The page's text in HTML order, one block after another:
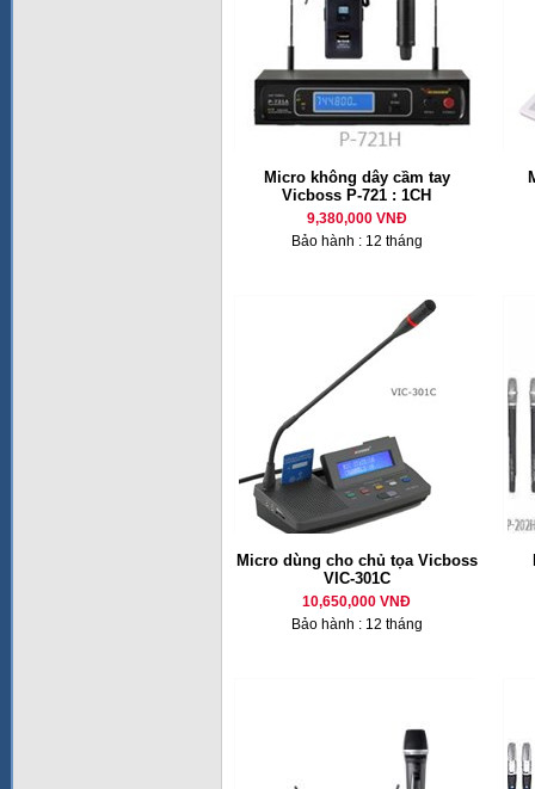
Micro không dây cầm tay
Vicboss P-721 : 1CH
9,380,000 VNĐ
Bảo hành : 12 tháng
Micro dùng cho chủ tọa Vicboss
VIC-301C
10,650,000 VNĐ
Bảo hành : 12 tháng